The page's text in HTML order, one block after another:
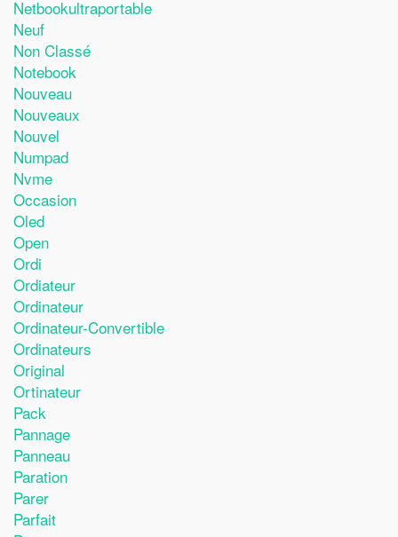
Netbookultraportable
Neuf
Non Classé
Notebook
Nouveau
Nouveaux
Nouvel
Numpad
Nvme
Occasion
Oled
Open
Ordi
Ordiateur
Ordinateur
Ordinateur-Convertible
Ordinateurs
Original
Ortinateur
Pack
Pannage
Panneau
Paration
Parer
Parfait